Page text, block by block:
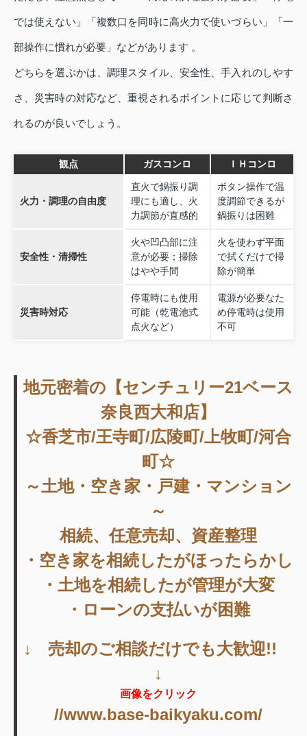
では使えない」「複数口を同時に高火力で使いづらい」「一
部操作に慣れが必要」などがあります 。
どちらを選ぶかは、調理スタイル、安全性、手入れのしやす
さ、災害時の対応など、重視されるポイントに応じて判断さ
れるのが良いでしょう。
観点 ガスコンロ ＩＨコンロ
火力・調理の自由度
直火で鍋振り調
理にも適し、火
力調節が直感的
ボタン操作で温
度調節できるが
鍋振りは困難
安全性・清掃性
火や凹凸部に注
意が必要；掃除
はやや手間
火を使わず平面
で拭くだけで掃
除が簡単
災害時対応
停電時にも使用
可能（乾電池式
点火など）
電源が必要なた
め停電時は使用
不可
地元密着の【センチュリー21ベース
奈良西大和店】
☆香芝市/王寺町/広陵町/上牧町/河合
町☆
～土地・空き家・戸建・マンション
～
相続、任意売却、資産整理
・空き家を相続したがほったらかし
・土地を相続したが管理が大変
・ローンの支払いが困難
↓ 売却のご相談だけでも大歓迎!!
↓
画像をクリック
//www.base-baikyaku.com/